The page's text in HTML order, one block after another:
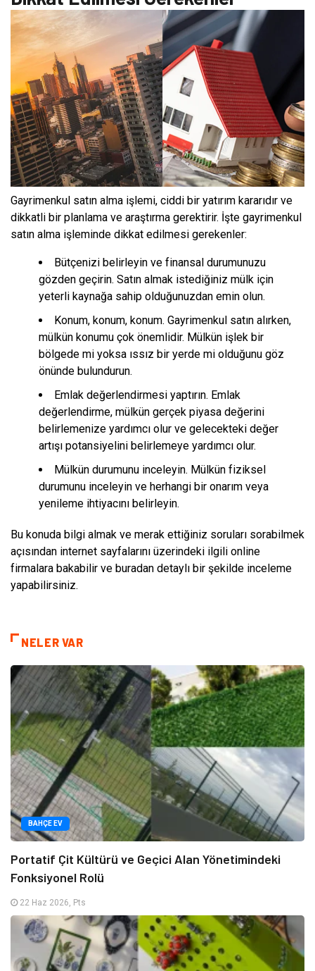
Gayrimenkul satın alma işlemi, ciddi bir yatırım kararıdır ve
dikkatli bir planlama ve araştırma gerektirir. İşte gayrimenkul
satın alma işleminde dikkat edilmesi gerekenler:
Bütçenizi belirleyin ve finansal durumunuzu
gözden geçirin. Satın almak istediğiniz mülk için
yeterli kaynağa sahip olduğunuzdan emin olun.
Konum, konum, konum. Gayrimenkul satın alırken,
mülkün konumu çok önemlidir. Mülkün işlek bir
bölgede mi yoksa ıssız bir yerde mi olduğunu göz
önünde bulundurun.
Emlak değerlendirmesi yaptırın. Emlak
değerlendirme, mülkün gerçek piyasa değerini
belirlemenize yardımcı olur ve gelecekteki değer
artışı potansiyelini belirlemeye yardımcı olur.
Mülkün durumunu inceleyin. Mülkün fiziksel
durumunu inceleyin ve herhangi bir onarım veya
yenileme ihtiyacını belirleyin.
Bu konuda bilgi almak ve merak ettiğiniz soruları sorabilmek
açısından internet sayfalarını üzerindeki ilgili online
firmalara bakabilir ve buradan detaylı bir şekilde inceleme
yapabilirsiniz.
NELER VAR
BAHÇE EV
Portatif Çit Kültürü ve Geçici Alan Yönetimindeki
Fonksiyonel Rolü
22 Haz 2026, Pts